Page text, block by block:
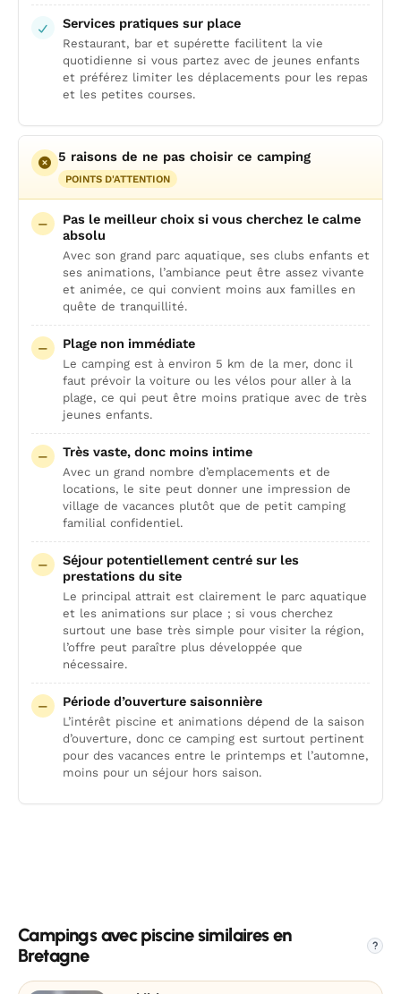
Services pratiques sur place
Restaurant, bar et supérette facilitent la vie
quotidienne si vous partez avec de jeunes enfants
et préférez limiter les déplacements pour les repas
et les petites courses.
5 raisons de ne pas choisir ce camping
POINTS D'ATTENTION
Pas le meilleur choix si vous cherchez le calme
absolu
Avec son grand parc aquatique, ses clubs enfants et
ses animations, l’ambiance peut être assez vivante
et animée, ce qui convient moins aux familles en
quête de tranquillité.
Plage non immédiate
Le camping est à environ 5 km de la mer, donc il
faut prévoir la voiture ou les vélos pour aller à la
plage, ce qui peut être moins pratique avec de très
jeunes enfants.
Très vaste, donc moins intime
Avec un grand nombre d’emplacements et de
locations, le site peut donner une impression de
village de vacances plutôt que de petit camping
familial confidentiel.
Séjour potentiellement centré sur les
prestations du site
Le principal attrait est clairement le parc aquatique
et les animations sur place ; si vous cherchez
surtout une base très simple pour visiter la région,
l’offre peut paraître plus développée que
nécessaire.
Période d’ouverture saisonnière
L’intérêt piscine et animations dépend de la saison
d’ouverture, donc ce camping est surtout pertinent
pour des vacances entre le printemps et l’automne,
moins pour un séjour hors saison.
Campings avec piscine similaires en
Bretagne
?